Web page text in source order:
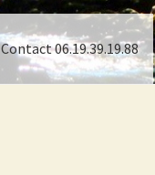
Contact 06.19.39.19.88